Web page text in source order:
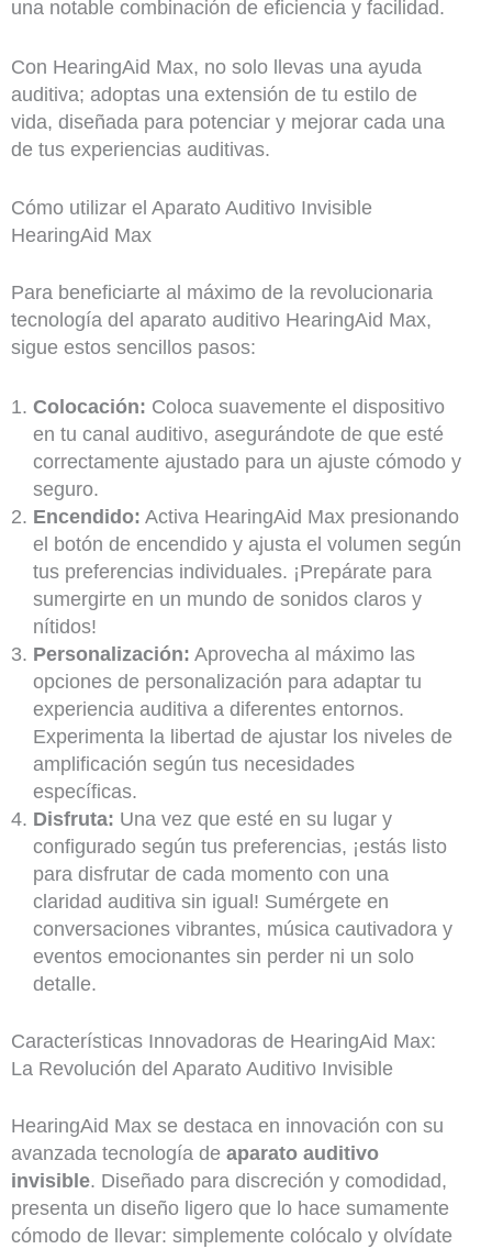
una notable combinación de eficiencia y facilidad.
Con HearingAid Max, no solo llevas una ayuda
auditiva; adoptas una extensión de tu estilo de
vida, diseñada para potenciar y mejorar cada una
de tus experiencias auditivas.
Cómo utilizar el Aparato Auditivo Invisible
HearingAid Max
Para beneficiarte al máximo de la revolucionaria
tecnología del aparato auditivo HearingAid Max,
sigue estos sencillos pasos:
Colocación: Coloca suavemente el dispositivo
en tu canal auditivo, asegurándote de que esté
correctamente ajustado para un ajuste cómodo y
seguro.
Encendido: Activa HearingAid Max presionando
el botón de encendido y ajusta el volumen según
tus preferencias individuales. ¡Prepárate para
sumergirte en un mundo de sonidos claros y
nítidos!
Personalización: Aprovecha al máximo las
opciones de personalización para adaptar tu
experiencia auditiva a diferentes entornos.
Experimenta la libertad de ajustar los niveles de
amplificación según tus necesidades
específicas.
Disfruta: Una vez que esté en su lugar y
configurado según tus preferencias, ¡estás listo
para disfrutar de cada momento con una
claridad auditiva sin igual! Sumérgete en
conversaciones vibrantes, música cautivadora y
eventos emocionantes sin perder ni un solo
detalle.
Características Innovadoras de HearingAid Max:
La Revolución del Aparato Auditivo Invisible
HearingAid Max se destaca en innovación con su
avanzada tecnología de aparato auditivo
invisible. Diseñado para discreción y comodidad,
presenta un diseño ligero que lo hace sumamente
cómodo de llevar: simplemente colócalo y olvídate